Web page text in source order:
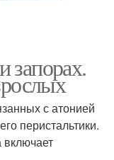
запорах.
с атонией
перистальтики.